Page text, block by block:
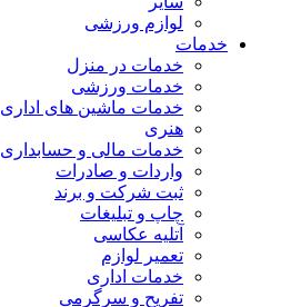
لوازم ورزشی
خدمات
خدمات در منزل
خدمات ورزشی
خدمات ماشین های اداری
هنری
خدمات مالی و حسابداری
واردات و صادرات
ثبت شرکت و برند
چاپ و تبلیغات
آتلیه عکاسی
تعمیر لوازم
خدمات اداری
تفریح و سرگرمی